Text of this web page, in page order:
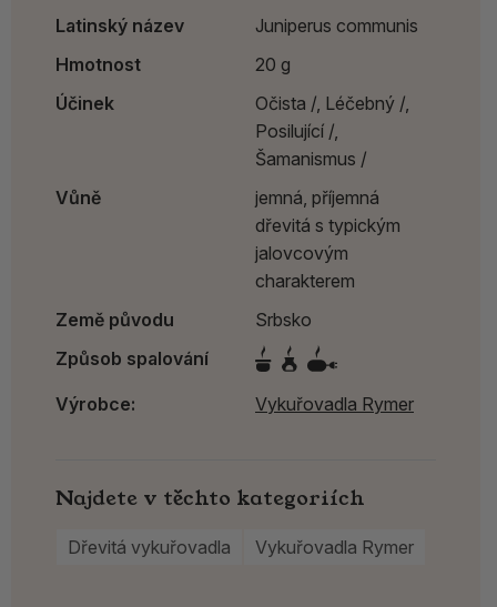
Latinský název
Juniperus communis
Hmotnost
20 g
Účinek
Očista /, Léčebný /,
Posilující /,
Šamanismus /
Vůně
jemná, příjemná
dřevitá s typickým
jalovcovým
charakterem
Země původu
Srbsko
Způsob spalování
Výrobce: Vykuřovadla Rymer
Najdete v těchto kategoriích
Dřevitá vykuřovadla Vykuřovadla Rymer